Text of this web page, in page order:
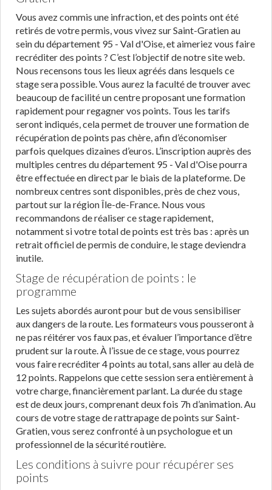
Vous avez commis une infraction, et des points ont été
retirés de votre permis, vous vivez sur Saint-Gratien au
sein du département 95 - Val d'Oise, et aimeriez vous faire
recréditer des points ? C’est l’objectif de notre site web.
Nous recensons tous les lieux agréés dans lesquels ce
stage sera possible. Vous aurez la faculté de trouver avec
beaucoup de facilité un centre proposant une formation
rapidement pour regagner vos points. Tous les tarifs
seront indiqués, cela permet de trouver une formation de
récupération de points pas chère, afin d’économiser
parfois quelques dizaines d’euros. L’inscription auprès des
multiples centres du département 95 - Val d'Oise pourra
être effectuée en direct par le biais de la plateforme. De
nombreux centres sont disponibles, près de chez vous,
partout sur la région Île-de-France. Nous vous
recommandons de réaliser ce stage rapidement,
notamment si votre total de points est très bas : après un
retrait officiel de permis de conduire, le stage deviendra
inutile.
Stage de récupération de points : le
programme
Les sujets abordés auront pour but de vous sensibiliser
aux dangers de la route. Les formateurs vous pousseront à
ne pas réitérer vos faux pas, et évaluer l’importance d’être
prudent sur la route. À l’issue de ce stage, vous pourrez
vous faire recréditer 4 points au total, sans aller au delà de
12 points. Rappelons que cette session sera entièrement à
votre charge, financièrement parlant. La durée du stage
est de deux jours, comprenant deux fois 7h d’animation. Au
cours de votre stage de rattrapage de points sur Saint-
Gratien, vous serez confronté à un psychologue et un
professionnel de la sécurité routière.
Les conditions à suivre pour récupérer ses
points